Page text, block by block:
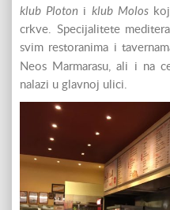
klub Ploton i klub Moloskoji
crkve. Specijalitete
svim restoranima i
Neos Marmarasu, ali i na
nalazi u glavnoj ulici.